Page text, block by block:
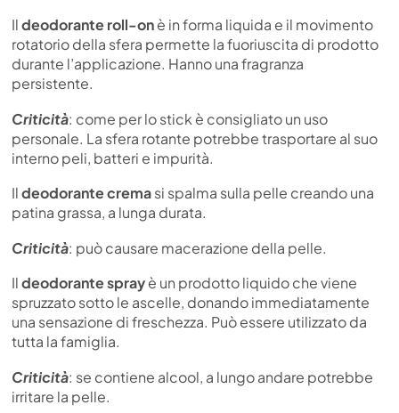
Ildeodorante roll-onè in forma liquida e il movimento
rotatorio della sfera permette la fuoriuscita di prodotto
durante l’applicazione. Hanno una fragranza
persistente.
Criticità: come per lo stick è consigliato un uso
personale. La sfera rotante potrebbe trasportare al suo
interno peli, batteri e impurità.
Ildeodorante cremasi spalma sulla pelle creando una
patina grassa, a lunga durata.
Criticità: può causare macerazione della pelle.
Ildeodorante sprayè un prodotto liquido che viene
spruzzato sotto le ascelle, donando immediatamente
una sensazione di freschezza. Può essere utilizzato da
tutta la famiglia.
Criticità: se contiene alcool, a lungo andare potrebbe
irritare la pelle.